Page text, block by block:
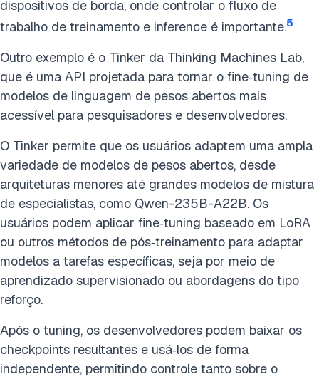
dispositivos de borda, onde controlar o fluxo de
trabalho de treinamento e inference é importante.5
Outro exemplo é o Tinker da Thinking Machines Lab,
que é uma API projetada para tornar o fine‑tuning de
modelos de linguagem de pesos abertos mais
acessível para pesquisadores e desenvolvedores.
O Tinker permite que os usuários adaptem uma ampla
variedade de modelos de pesos abertos, desde
arquiteturas menores até grandes modelos de mistura
de especialistas, como Qwen-235B-A22B. Os
usuários podem aplicar fine‑tuning baseado em LoRA
ou outros métodos de pós‑treinamento para adaptar
modelos a tarefas específicas, seja por meio de
aprendizado supervisionado ou abordagens do tipo
reforço.
Após o tuning, os desenvolvedores podem baixar os
checkpoints resultantes e usá‑los de forma
independente, permitindo controle tanto sobre o